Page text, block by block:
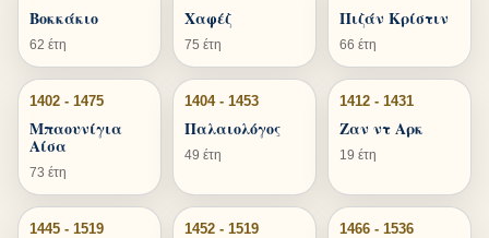
Βοκκάκιο
62 έτη
Χαφέζ
75 έτη
Πιζάν Κρίστιν
66 έτη
1402 - 1475
Μπαουνίγια
Αίσα
73 έτη
1404 - 1453
Παλαιολόγος
49 έτη
1412 - 1431
Ζαν ντ Αρκ
19 έτη
1445 - 1519 1452 - 1519 1466 - 1536